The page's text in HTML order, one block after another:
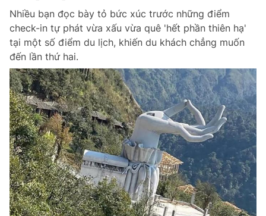
Nhiều bạn đọc bày tỏ bức xúc trước những điểm
check-in tự phát vừa xấu vừa quê 'hết phần thiên hạ'
tại một số điểm du lịch, khiến du khách chẳng muốn
đến lần thứ hai.